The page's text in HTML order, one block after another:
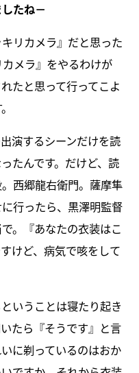
たね－
リカメラ』だと思った
メラ』をやるわけが
たと思って行ってこよ
演するシーンだけを読
たんです。だけど、読
西郷龍右衛門。薩摩隼
行ったら、黒澤明監督
。『あなたの衣装はこ
けど、病気で咳をして
いうことは寝たり起き
たら『そうです』と言
に剃っているのはおか